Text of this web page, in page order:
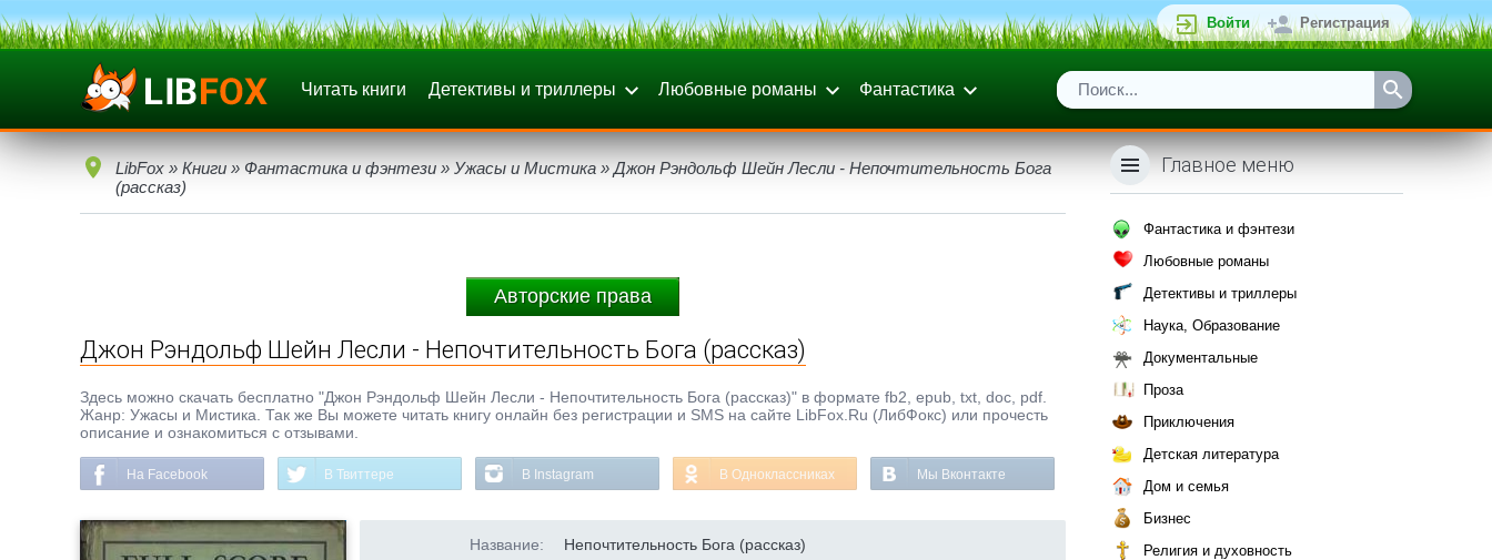
Войти Регистрация
Читать книги Детективы и триллеры Любовные романы Фантастика
LibFox » Книги » Фантастика и фэнтези » Ужасы и Мистика » Джон Рэндольф Шейн Лесли - Непочтительность Бога
(рассказ)
Авторские права
Джон Рэндольф Шейн Лесли - Непочтительность Бога (рассказ)
Здесь можно скачать бесплатно "Джон Рэндольф Шейн Лесли - Непочтительность Бога (рассказ)" в формате fb2, epub, txt, doc, pdf.
Жанр: Ужасы и Мистика. Так же Вы можете читать книгу онлайн без регистрации и SMS на сайте LibFox.Ru (ЛибФокс) или прочесть
описание и ознакомиться с отзывами.
На Facebook В Твиттере В Instagram В Одноклассниках Мы Вконтакте
Название: Непочтительность Бога (рассказ)
Главное меню
Фантастика и фэнтези
Любовные романы
Детективы и триллеры
Наука, Образование
Документальные
Проза
Приключения
Детская литература
Дом и семья
Бизнес
Религия и духовность